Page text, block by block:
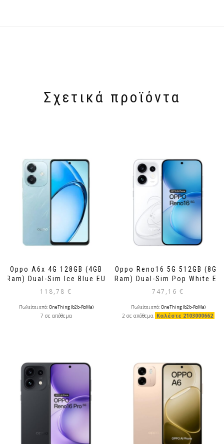
Σχετικά προϊόντα
Oppo A6x 4G 128GB (4GB
Ram) Dual-Sim Ice Blue EU
118,78 €
Πωλείται από:OneThing (b2b-RoMa)
7 σε απόθεμα
Oppo Reno16 5G 512GB (8GB
Ram) Dual-Sim Pop White EU
747,16 €
Πωλείται από:OneThing (b2b-RoMa)
2 σε απόθεμα Καλέστε 2103000662